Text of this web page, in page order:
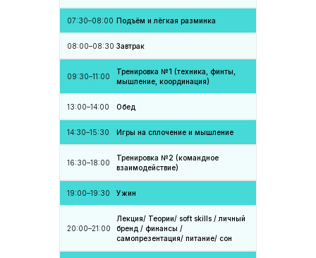
07:30–08:00 Подъём и лёгкая разминка
08:00–08:30 Завтрак
09:30–11:00
Тренировка №1 (техника, финты,
мышление, координация)
13:00–14:00 Обед
14:30–15:30 Игры на сплочение и мышление
16:30–18:00
Тренировка №2 (командное
взаимодействие)
19:00–19:30 Ужин
20:00–21:00
Лекция/ Теории/ soft skills / личный
бренд / финансы /
самопрезентация/ питание/ сон
Договор оферты
Правила посещения сборов
Политика конфиденциальности
Разработка сайта
© 2017-2024 PROFIBALL - CAMP
Все права защищены
ПАРТНЕРЫ